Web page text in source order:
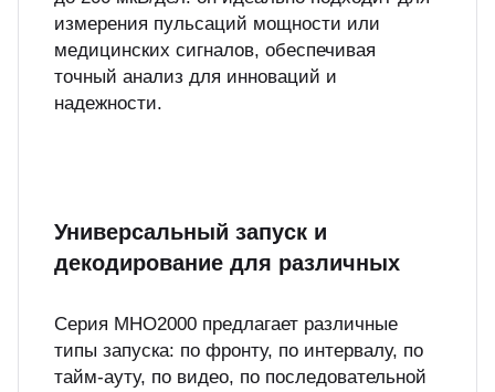
измерения пульсаций мощности или
медицинских сигналов, обеспечивая
точный анализ для инноваций и
надежности.
Универсальный запуск и
декодирование для различных
Серия MHO2000 предлагает различные
типы запуска: по фронту, по интервалу, по
тайм-ауту, по видео, по последовательной